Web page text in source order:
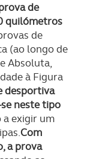
de
quilómetros
de
(ao longo de
Absoluta,
à Figura
desportiva
neste tipo
a exigir um
Com
a prova